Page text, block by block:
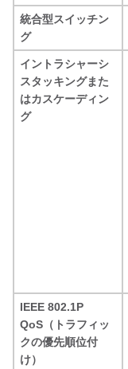
統合型スイッチン
グ
イントラシャーシ
スタッキングまた
はカスケーディン
グ
IEEE 802.1P
QoS（トラフィッ
クの優先順位付
け）